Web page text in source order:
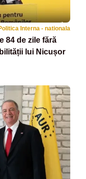
Interna - nationala
84 de zile fără
lui Nicușor